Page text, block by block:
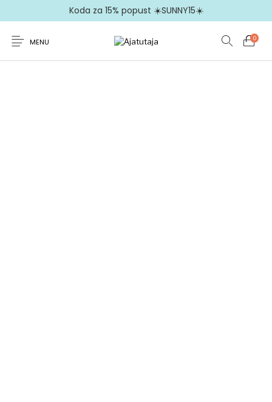
Koda za 15% popust ☀️SUNNY15☀️
MENU 0